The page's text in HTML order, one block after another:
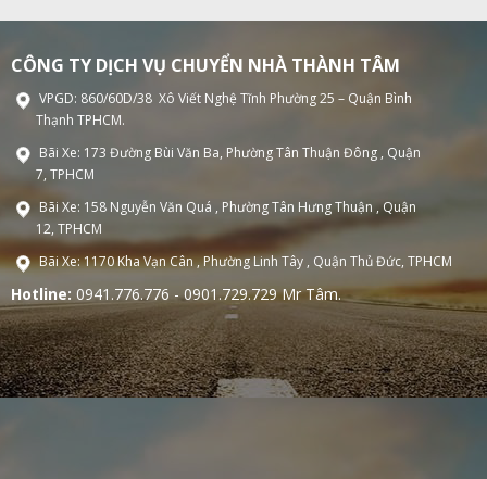
CÔNG TY DỊCH VỤ CHUYỂN NHÀ THÀNH TÂM
VPGD: 860/60D/38 Xô Viết Nghệ Tĩnh Phường 25 – Quận Bình
Thạnh TPHCM.
Bãi Xe: 173 Đường Bùi Văn Ba, Phường Tân Thuận Đông , Quận
7, TPHCM
Bãi Xe: 158 Nguyễn Văn Quá , Phường Tân Hưng Thuận , Quận
12, TPHCM
Bãi Xe: 1170 Kha Vạn Cân , Phường Linh Tây , Quận Thủ Đức, TPHCM
Hotline: 0941.776.776 - 0901.729.729 Mr Tâm.